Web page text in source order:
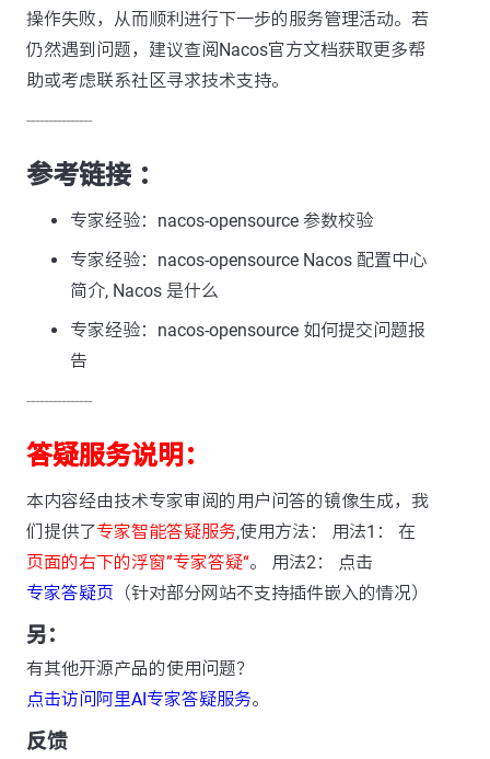
操作失败，从而顺利进行下一步的服务管理活动。若
仍然遇到问题，建议查阅Nacos官方文档获取更多帮
助或考虑联系社区寻求技术支持。
---------------
参考链接 ：
专家经验：nacos-opensource 参数校验
专家经验：nacos-opensource Nacos 配置中心
简介, Nacos 是什么
专家经验：nacos-opensource 如何提交问题报
告
---------------
答疑服务说明：
本内容经由技术专家审阅的用户问答的镜像生成，我
们提供了专家智能答疑服务,使用方法： 用法1： 在
页面的右下的浮窗”专家答疑“。 用法2： 点击
专家答疑页 （针对部分网站不支持插件嵌入的情况）
另：
有其他开源产品的使用问题？
点击访问阿里AI专家答疑服务。
反馈